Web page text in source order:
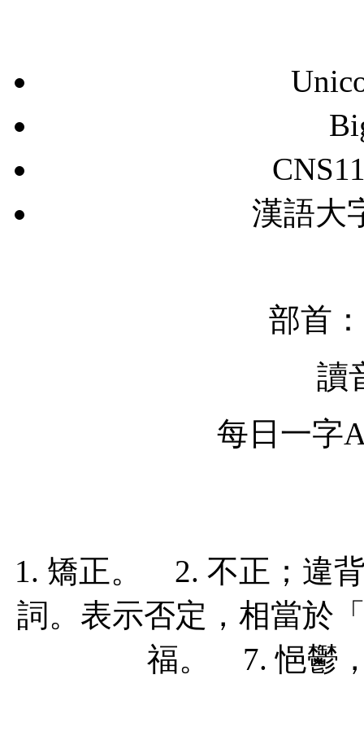
漢語大
部首：
讀
每日一字
1. 矯正。 2. 不正；
詞。表示否定，相當於
福。 7. 悒鬱